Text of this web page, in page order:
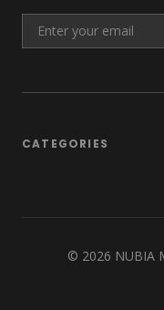
CATEGORIES
© 2026 NUBIA